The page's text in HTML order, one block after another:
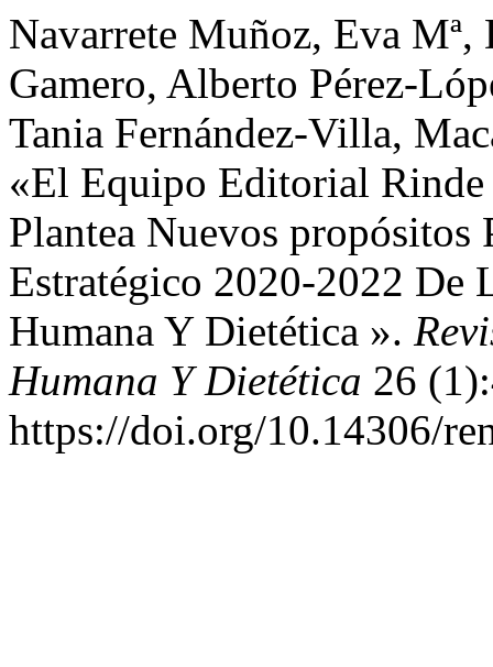
Navarrete Muñoz, Eva
Gamero, Alberto Pérez-
Tania Fernández-Villa,
«El Equipo Editorial Rinde
Plantea Nuevos
Estratégico 2020-2022 De
Humana Y Dietética ».
Humana Y Dietética 26
https://doi.org/10.14306/